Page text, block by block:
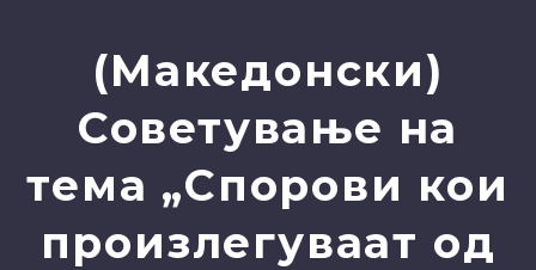
(Македонски)
Советување на
тема „Спорови кои
произлегуваат од